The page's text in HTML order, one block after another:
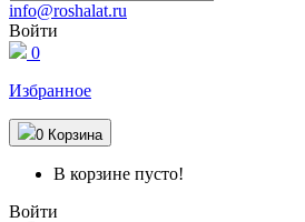
info@roshalat.ru
Войти
0
Избранное
0 Корзина
В корзине пусто!
Войти